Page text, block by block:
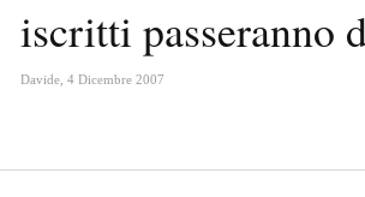
iscritti passeranno
Davide 4 Dicembre 2007